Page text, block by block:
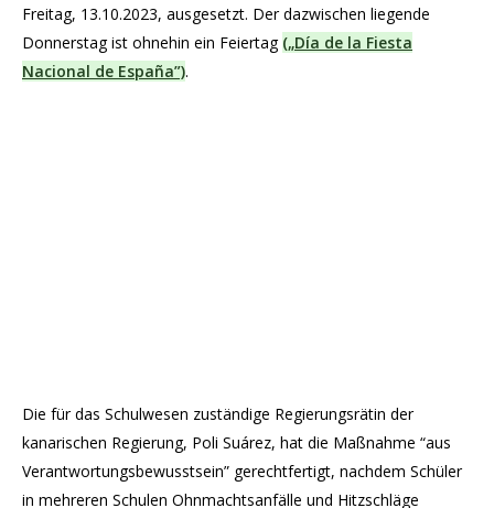
Freitag, 13.10.2023, ausgesetzt. Der dazwischen liegende
Donnerstag ist ohnehin ein Feiertag („Día de la Fiesta
Nacional de España”).
Die für das Schulwesen zuständige Regierungsrätin der
kanarischen Regierung, Poli Suárez, hat die Maßnahme “aus
Verantwortungsbewusstsein” gerechtfertigt, nachdem Schüler
in mehreren Schulen Ohnmachtsanfälle und Hitzschläge